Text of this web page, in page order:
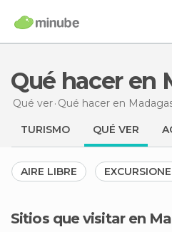
Qué hacer
Qué ver Qué hacer en
TURISMO QUÉ VER
AIRE LIBRE
Sitios que visitar en